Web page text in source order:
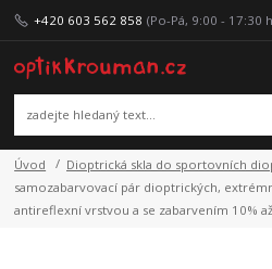
+420 603 562 858 (Po-Pá, 9:00 - 17:30
Úvod
Dioptrická skla do sportovních
samozabarvovací pár dioptrických,
antireflexní vrstvou a se zabarvením 10%